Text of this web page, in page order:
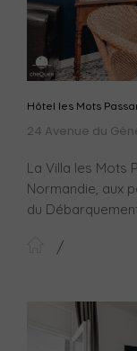
Hôtel les Mots
24 Avenue du
La Villa les Mots
Normandie, aux
du